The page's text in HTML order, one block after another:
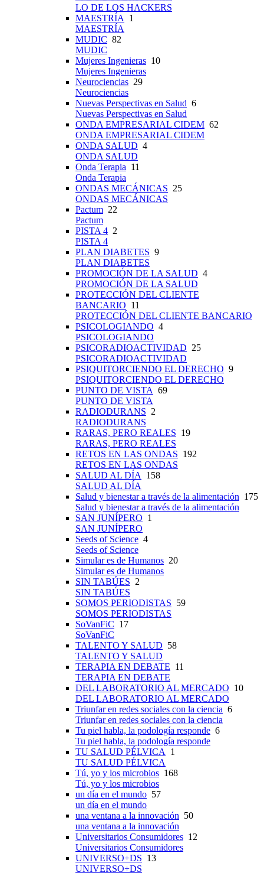
LO DE LOS HACKERS
MAESTRÍA 1
MAESTRÍA
MUDIC 82
MUDIC
Mujeres Ingenieras 10
Mujeres Ingenieras
Neurociencias 29
Neurociencias
Nuevas Perspectivas en Salud 6
Nuevas Perspectivas en Salud
ONDA EMPRESARIAL CIDEM 62
ONDA EMPRESARIAL CIDEM
ONDA SALUD 4
ONDA SALUD
Onda Terapia 11
Onda Terapia
ONDAS MECÁNICAS 25
ONDAS MECÁNICAS
Pactum 22
Pactum
PISTA 4 2
PISTA 4
PLAN DIABETES 9
PLAN DIABETES
PROMOCIÓN DE LA SALUD 4
PROMOCIÓN DE LA SALUD
PROTECCIÓN DEL CLIENTE
BANCARIO 11
PROTECCIÓN DEL CLIENTE BANCARIO
PSICOLOGIANDO 4
PSICOLOGIANDO
PSICORADIOACTIVIDAD 25
PSICORADIOACTIVIDAD
PSIQUITORCIENDO EL DERECHO 9
PSIQUITORCIENDO EL DERECHO
PUNTO DE VISTA 69
PUNTO DE VISTA
RADIODURANS 2
RADIODURANS
RARAS, PERO REALES 19
RARAS, PERO REALES
RETOS EN LAS ONDAS 192
RETOS EN LAS ONDAS
SALUD AL DÍA 158
SALUD AL DÍA
Salud y bienestar a través de la alimentación 175
Salud y bienestar a través de la alimentación
SAN JUNÍPERO 1
SAN JUNÍPERO
Seeds of Science 4
Seeds of Science
Simular es de Humanos 20
Simular es de Humanos
SIN TABÚES 2
SIN TABÚES
SOMOS PERIODISTAS 59
SOMOS PERIODISTAS
SoVanFiC 17
SoVanFiC
TALENTO Y SALUD 58
TALENTO Y SALUD
TERAPIA EN DEBATE 11
TERAPIA EN DEBATE
DEL LABORATORIO AL MERCADO 10
DEL LABORATORIO AL MERCADO
Triunfar en redes sociales con la ciencia 6
Triunfar en redes sociales con la ciencia
Tu piel habla, la podología responde 6
Tu piel habla, la podología responde
TU SALUD PÉLVICA 1
TU SALUD PÉLVICA
Tú, yo y los microbios 168
Tú, yo y los microbios
un día en el mundo 57
un día en el mundo
una ventana a la innovación 50
una ventana a la innovación
Universitarios Consumidores 12
Universitarios Consumidores
UNIVERSO+DS 13
UNIVERSO+DS